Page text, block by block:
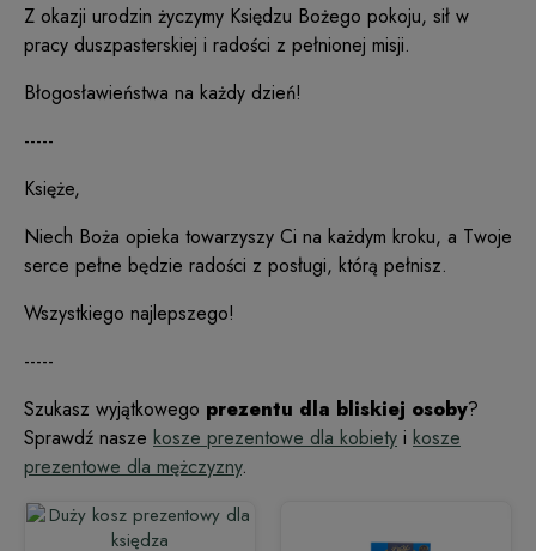
Z okazji urodzin życzymy Księdzu Bożego pokoju, sił w
pracy duszpasterskiej i radości z pełnionej misji.
Błogosławieństwa na każdy dzień!
-----
Księże,
Niech Boża opieka towarzyszy Ci na każdym kroku, a Twoje
serce pełne będzie radości z posługi, którą pełnisz.
Wszystkiego najlepszego!
-----
Szukasz wyjątkowego prezentu dla bliskiej osoby?
Sprawdź nasze kosze prezentowe dla kobiety i kosze
prezentowe dla mężczyzny.